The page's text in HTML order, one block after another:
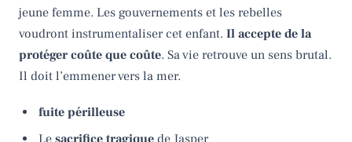
jeune femme. Les gouvernements et les rebelles
voudront instrumentaliser cet enfant. Il accepte de la
protéger coûte que coûte. Sa vie retrouve un sens brutal.
Il doit l’emmener vers la mer.
fuite périlleuse